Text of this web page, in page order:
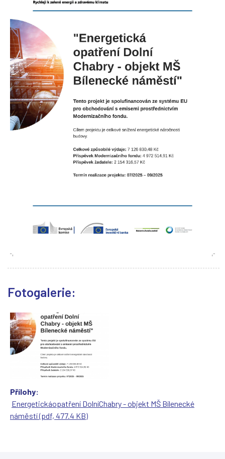
Fotogalerie:
Přílohy:
Energetickáopatření DolníChabry - objekt MŠ Bílenecké
náměstí (pdf, 477.4 KB)